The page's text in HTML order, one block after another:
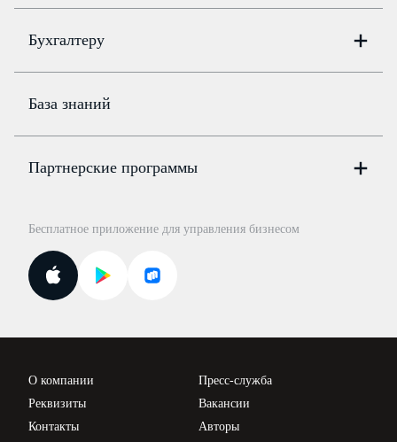
Бухгалтеру
Цены
Бюро
Консультации по учёту и налогам
Курсы повышения квалификации
Госпроверки
Поиск ответа на вопрос
Новости законодательства
База знаний
Партнерские программы
Для самозанятых
Бесплатное приложение для управления бизнесом
О компании
Реквизиты
Контакты
Пресс-служба
Вакансии
Авторы